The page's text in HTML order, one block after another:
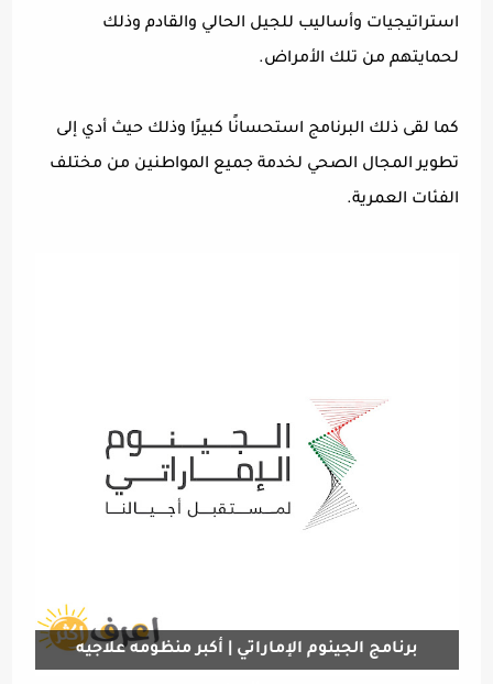
استراتيجيات وأساليب للجيل الحالي والقادم وذلك
لحمايتهم من تلك الأمراض.
كما لقى ذلك البرنامج استحسانًا كبيرًا وذلك حيث أدي إلى
تطوير المجال الصحي لخدمة جميع المواطنين من مختلف
الفئات العمرية.
برنامج الجينوم الإماراتي | أكبر منظومه علاجيه